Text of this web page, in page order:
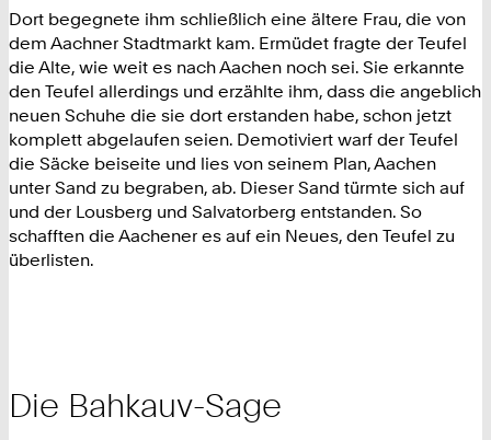
Dort begegnete ihm schließlich eine ältere Frau, die von
dem Aachner Stadtmarkt kam. Ermüdet fragte der Teufel
die Alte, wie weit es nach Aachen noch sei. Sie erkannte
den Teufel allerdings und erzählte ihm, dass die angeblich
neuen Schuhe die sie dort erstanden habe, schon jetzt
komplett abgelaufen seien. Demotiviert warf der Teufel
die Säcke beiseite und lies von seinem Plan, Aachen
unter Sand zu begraben, ab. Dieser Sand türmte sich auf
und der Lousberg und Salvatorberg entstanden. So
schafften die Aachener es auf ein Neues, den Teufel zu
überlisten.
Die Bahkauv-Sage